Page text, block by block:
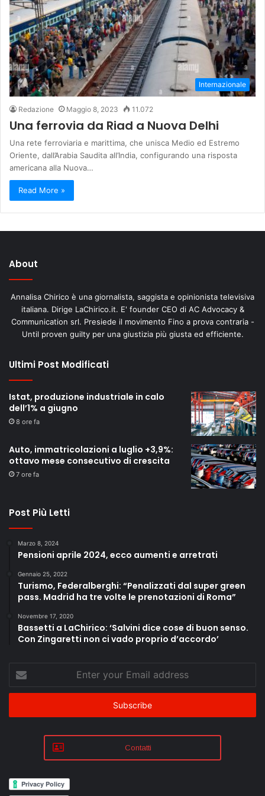
Internazionale
Redazione Maggio 8, 2023 11.072
Una ferrovia da Riad a Nuova Delhi
Una rete ferroviaria e marittima, che unisca Medio ed Estremo
Oriente, dall’Arabia Saudita all’India, configurando una risposta
americana alla Nuova…
Read More »
About
Annalisa Chirico è una giornalista, saggista e opinionista televisiva
italiana. Dirige LaChirico.it. E' founder CEO di AC Advocacy &
Communication srl. Presiede il movimento Fino a prova contraria -
Until proven guilty per una giustizia più giusta ed efficiente.
Ultimi Post Modificati
Istat, produzione industriale in calo
dell’1% a giugno
8 ore fa
Auto, immatricolazioni a luglio +3,9%:
ottavo mese consecutivo di crescita
7 ore fa
Post Più Letti
Marzo 8, 2024
Pensioni aprile 2024, ecco aumenti e arretrati
Gennaio 25, 2022
Turismo, Federalberghi: “Penalizzati dal super green
pass. Madrid ha tre volte le prenotazioni di Roma”
Novembre 17, 2020
Bassetti a LaChirico: ‘Salvini dice cose di buon senso.
Con Zingaretti non ci vado proprio d’accordo’
your
Email
Contatti